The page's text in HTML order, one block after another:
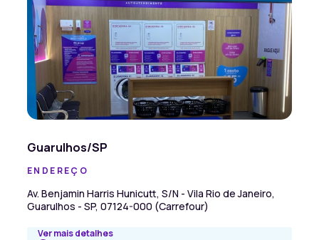
Guarulhos/SP
ENDEREÇO
Av. Benjamin Harris Hunicutt, S/N - Vila Rio de Janeiro,
Guarulhos - SP, 07124-000 (Carrefour)
Ver mais detalhes